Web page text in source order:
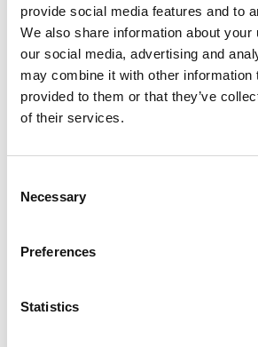
provide social media features and to
We also share information about your
our social media, advertising and
may combine it with other information
provided to them or that they’ve
of their services.
Selection
Necessary
Preferences
Statistics
service. En cas de résiliation, le
fonctionner.
VALUE PACK SUBSCRIPTION
Lorsque vous choisissez
vous permet de protéger votre
Le Value Pack Subscription est
facturé à hauteur de 18 % de la
s'il n'est pas annulé trois mois